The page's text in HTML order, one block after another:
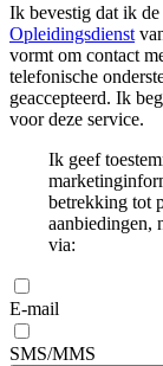
Ik bevestig dat ik
Opleidingsdienst
vormt om contact
telefonische
geaccepteerd. Ik
voor deze service.
Ik geef
betrekking tot
aanbiedingen,
via:
E-mail
SMS/MMS